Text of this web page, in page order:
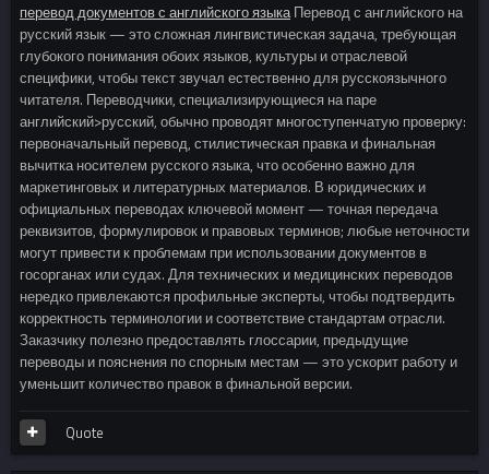
перевод документов с английского языкаПеревод с английского на
русский язык — это сложная лингвистическая задача, требующая
глубокого понимания обоих языков, культуры и отраслевой
специфики, чтобы текст звучал естественно для русскоязычного
читателя. Переводчики, специализирующиеся на паре
английский>русский, обычно проводят многоступенчатую проверку:
первоначальный перевод, стилистическая правка и финальная
вычитка носителем русского языка, что особенно важно для
маркетинговых и литературных материалов. В юридических и
официальных переводах ключевой момент — точная передача
реквизитов, формулировок и правовых терминов; любые неточности
могут привести к проблемам при использовании документов в
госорганах или судах. Для технических и медицинских переводов
нередко привлекаются профильные эксперты, чтобы подтвердить
корректность терминологии и соответствие стандартам отрасли.
Заказчику полезно предоставлять глоссарии, предыдущие
переводы и пояснения по спорным местам — это ускорит работу и
уменьшит количество правок в финальной версии.
Quote